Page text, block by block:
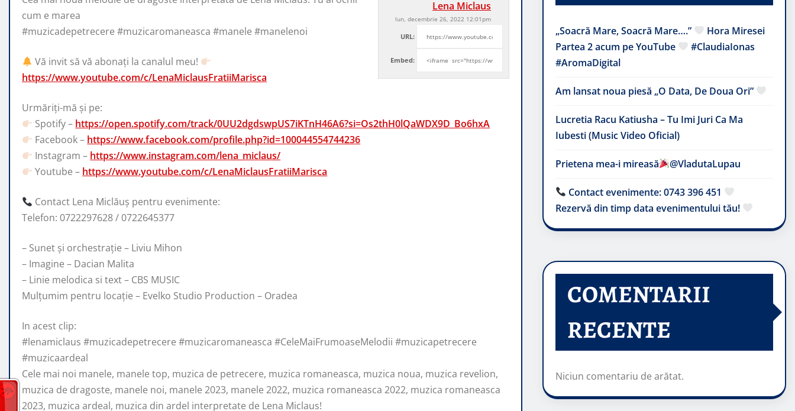
Lena Miclaus
lun, decembrie 26, 2022 12:01pm
URL:
Embed:
cum e marea
#muzicadepetrecere #muzicaromaneasca #manele #manelenoi
Vă invit să vă abonați la canalul meu!
https://www.youtube.com/c/LenaMiclausFratiiMarisca
Urmăriți-mă și pe:
Spotify – https://open.spotify.com/track/0UU2dgdswpUS7iKTnH46A6?si=Os2thH0lQaWDX9D_Bo6hxA
Facebook – https://www.facebook.com/profile.php?id=100044554744236
Instagram – https://www.instagram.com/lena_miclaus/
Youtube – https://www.youtube.com/c/LenaMiclausFratiiMarisca
Contact Lena Miclăuș pentru evenimente:
Telefon: 0722297628 / 0722645377
– Sunet și orchestrație – Liviu Mihon
– Imagine – Dacian Malita
– Linie melodica si text – CBS MUSIC
Mulțumim pentru locație – Evelko Studio Production – Oradea
In acest clip:
#lenamiclaus #muzicadepetrecere #muzicaromaneasca #CeleMaiFrumoaseMelodii #muzicapetrecere
#muzicaardeal
Cele mai noi manele, manele top, muzica de petrecere, muzica romaneasca, muzica noua, muzica revelion,
muzica de dragoste, manele noi, manele 2023, manele 2022, muzica romaneasca 2022, muzica romaneasca
2023, muzica ardeal, muzica din ardel interpretate de Lena Miclaus!
„Soacră Mare, Soacră Mare….”
Hora Miresei
Partea 2 acum pe YouTube
#ClaudiaIonas
#AromaDigital
Am lansat noua piesă „O Data, De Doua Ori”
Lucretia Racu Katiusha – Tu Imi Juri Ca Ma
Iubesti (Music Video Oficial)
Prietena mea-i mireasă​ @VladutaLupau
Contact evenimente: 0743 396 451
Rezervă din timp data evenimentului tău!
COMENTARII
RECENTE
Niciun comentariu de arătat.